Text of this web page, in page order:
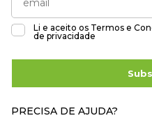
Li e aceito os Termos e
de privacidade
PRECISA DE AJUDA?